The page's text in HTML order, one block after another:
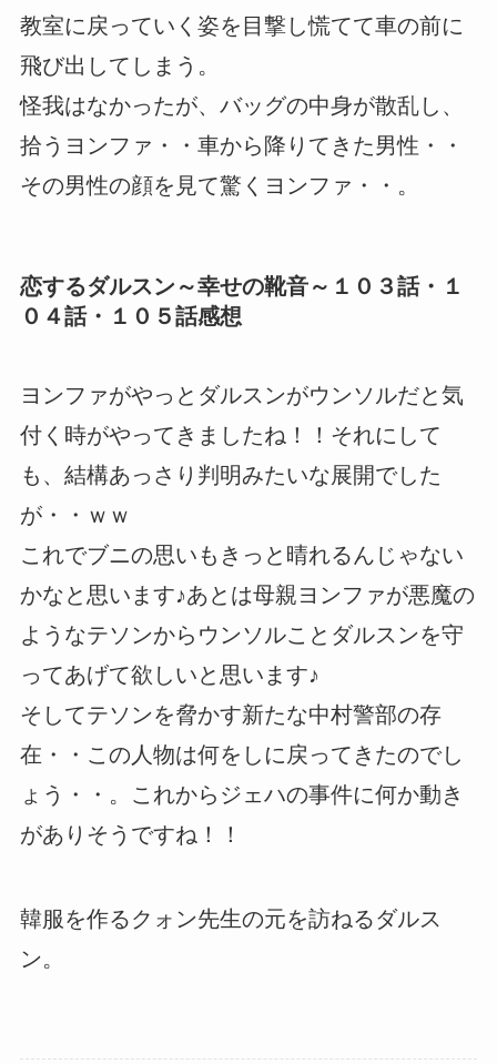
教室に戻っていく姿を目撃し慌てて車の前に
飛び出してしまう。
怪我はなかったが、バッグの中身が散乱し、
拾うヨンファ・・車から降りてきた男性・・
その男性の顔を見て驚くヨンファ・・。
恋するダルスン～幸せの靴音～１０３話・１
０４話・１０５話感想
ヨンファがやっとダルスンがウンソルだと気
付く時がやってきましたね！！それにして
も、結構あっさり判明みたいな展開でした
が・・ｗｗ
これでブニの思いもきっと晴れるんじゃない
かなと思います♪あとは母親ヨンファが悪魔の
ようなテソンからウンソルことダルスンを守
ってあげて欲しいと思います♪
そしてテソンを脅かす新たな中村警部の存
在・・この人物は何をしに戻ってきたのでし
ょう・・。これからジェハの事件に何か動き
がありそうですね！！
韓服を作るクォン先生の元を訪ねるダルス
ン。